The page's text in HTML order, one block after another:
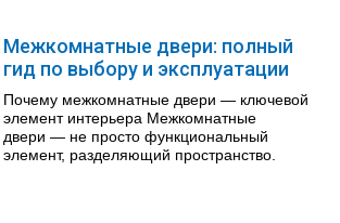
Межкомнатные двери: полный
гид по выбору и эксплуатации
Почему межкомнатные двери — ключевой
элемент интерьера Межкомнатные
двери — не просто функциональный
элемент, разделяющий пространство.